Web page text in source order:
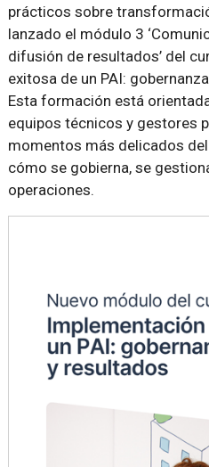
prácticos sobre
lanzado el módulo 3
difusión de resultados’ del
exitosa de un PAI:
Esta formación está
equipos técnicos y gestores
momentos más delicados
cómo se gobierna, se
operaciones.